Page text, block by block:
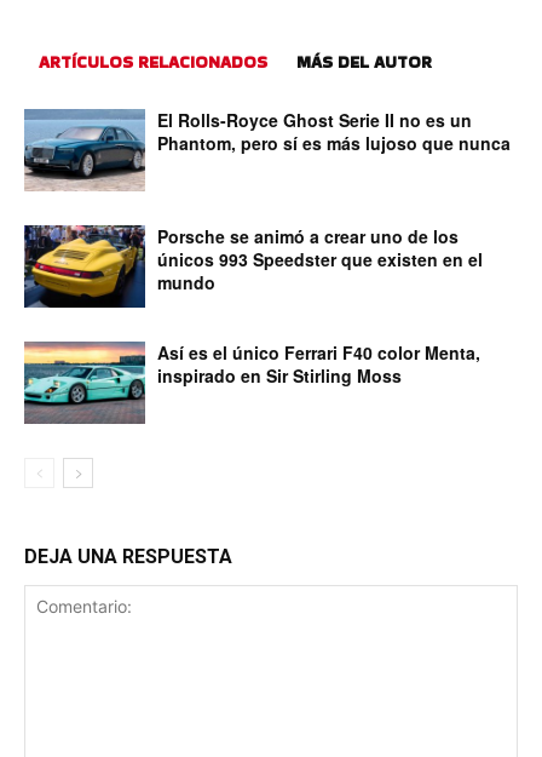
ARTÍCULOS RELACIONADOS MÁS DEL AUTOR
El Rolls-Royce Ghost Serie II no es un
Phantom, pero sí es más lujoso que nunca
Porsche se animó a crear uno de los
únicos 993 Speedster que existen en el
mundo
Así es el único Ferrari F40 color Menta,
inspirado en Sir Stirling Moss
DEJA UNA RESPUESTA